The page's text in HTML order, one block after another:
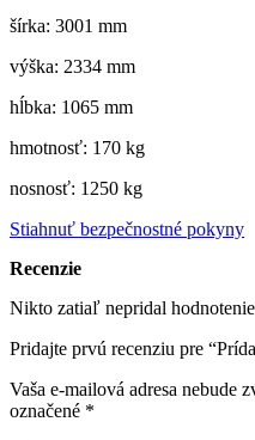
šírka: 3001 mm
výška: 2334 mm
hĺbka: 1065 mm
hmotnosť: 170 kg
nosnosť: 1250 kg
Stiahnuť bezpečnostné pokyny
Recenzie
Nikto zatiaľ nepridal
Pridajte prvú recenziu pre
Vaša e-mailová adresa nebude
označené *